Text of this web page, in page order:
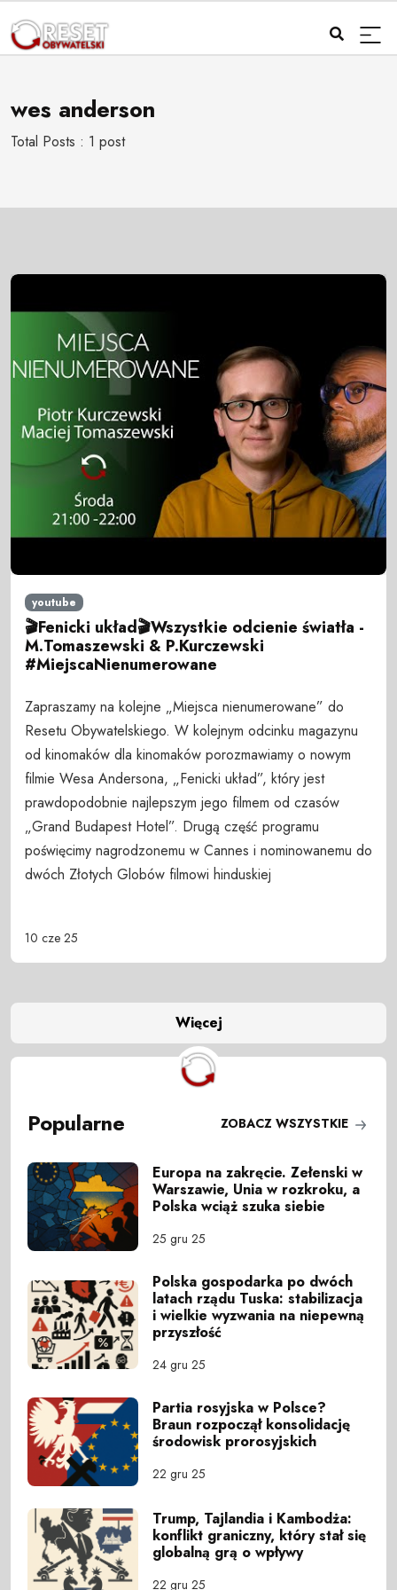
wes anderson
Total Posts : 1 post
youtube
🎬Fenicki układ🎬Wszystkie odcienie światła -
M.Tomaszewski & P.Kurczewski
#MiejscaNienumerowane
Zapraszamy na kolejne „Miejsca nienumerowane” do
Resetu Obywatelskiego. W kolejnym odcinku magazynu
od kinomaków dla kinomaków porozmawiamy o nowym
filmie Wesa Andersona, „Fenicki układ”, który jest
prawdopodobnie najlepszym jego filmem od czasów
„Grand Budapest Hotel”. Drugą część programu
poświęcimy nagrodzonemu w Cannes i nominowanemu do
dwóch Złotych Globów filmowi hinduskiej
10 cze 25
Więcej
Popularne ZOBACZ WSZYSTKIE
Europa na zakręcie. Zełenski w
Warszawie, Unia w rozkroku, a
Polska wciąż szuka siebie
25 gru 25
Polska gospodarka po dwóch
latach rządu Tuska: stabilizacja
i wielkie wyzwania na niepewną
przyszłość
24 gru 25
Partia rosyjska w Polsce?
Braun rozpoczął konsolidację
środowisk prorosyjskich
22 gru 25
Trump, Tajlandia i Kambodża:
konflikt graniczny, który stał się
globalną grą o wpływy
22 gru 25